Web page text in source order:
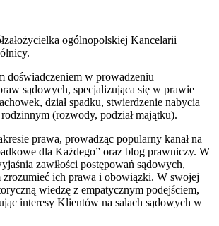
ogólnopolskiej Kancelarii
doświadczeniem w prowadzeniu
sądowych, specjalizująca się w prawie
dział spadku, stwierdzenie nabycia
(rozwody, podział majątku).
prawa, prowadząc popularny kanał na
dla Każdego” oraz blog prawniczy. W
zawiłości postępowań sądowych,
zrozumieć ich prawa i obowiązki. W swojej
wiedzę z empatycznym podejściem,
interesy Klientów na salach sądowych w